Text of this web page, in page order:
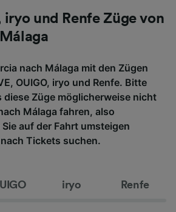
iryo und Renfe Züge von
nach Málaga mit den Zügen
OUIGO, iryo und Renfe. Bitte
diese Züge möglicherweise nicht
Málaga fahren, also
auf der Fahrt umsteigen
Tickets suchen.
iryo Renfe